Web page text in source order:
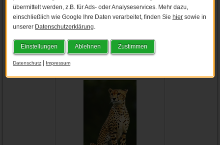
übermittelt werden, z.B. für Ads- oder Analyseservices. Mehr dazu,
einschließlich wie Google Ihre Daten verarbeitet, finden Sie hier sowie in
unserer Datenschutzerklärung.
Einstellungen Ablehnen Zustimmen
Datenschutz | Impressum